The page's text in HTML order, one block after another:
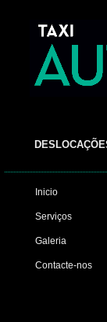
Inicio
Serviços
Contacte-nos
Galeria